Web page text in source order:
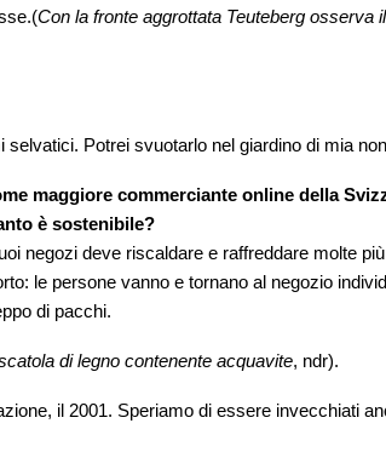
Con la fronte aggrottata Teuteberg osserva
selvatici. Potrei svuotarlo nel giardino di mia
maggiore commerciante online della
è sostenibile?
negozi deve riscaldare e raffreddare molte
le persone vanno e tornano al negozio
di pacchi.
di legno contenente acquavite, ndr).
il 2001. Speriamo di essere invecchiati